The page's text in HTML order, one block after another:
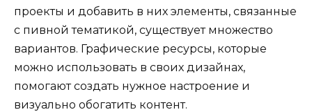
проекты и добавить в них элементы, связанные
с пивной тематикой, существует множество
вариантов. Графические ресурсы, которые
можно использовать в своих дизайнах,
помогают создать нужное настроение и
визуально обогатить контент.